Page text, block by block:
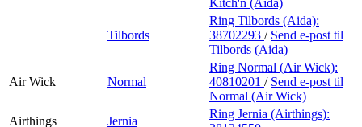
Tilbords
Ring Tilbords (Aida):
38702293 / Send e-post til
Tilbords (Aida)
Air Wick Normal
Ring Normal (Air Wick):
40810201 / Send e-post til
Normal (Air Wick)
Airthings
Jernia
Ring Jernia (Airthings):